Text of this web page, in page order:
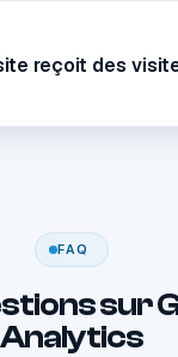
reçoit des
FAQ
sur
Analytics